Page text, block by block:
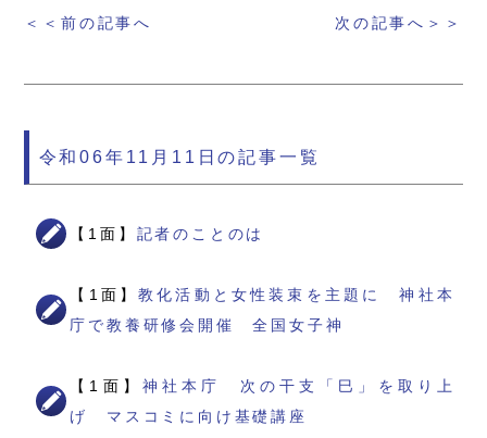
＜＜前の記事へ 次の記事へ＞＞
令和06年11月11日の記事一覧
【1面】 記者のことのは
【1面】教化活動と女性装束を主題に 神社本
庁で教養研修会開催 全国女子神
【1面】 神社本庁 次の干支「巳」を取り上
げ マスコミに向け基礎講座